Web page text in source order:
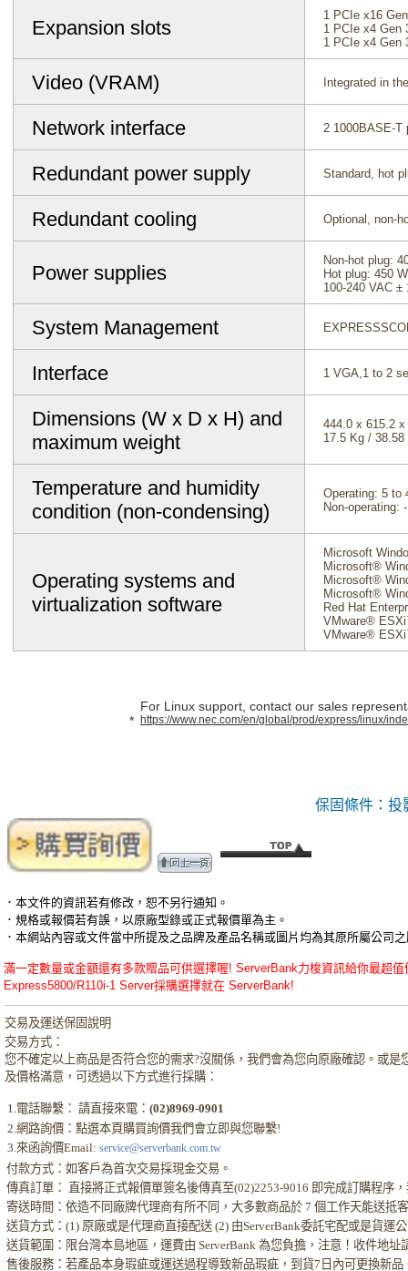
Expansion slots
1 PCIe x16
1 PCIe x4 Gen
1 PCIe x4 Gen
Video (VRAM) Integrated in
Network interface 2 1000BASE-T
Redundant power supply Standard, hot
Redundant cooling Optional, non-
Power supplies
Non-hot plug:
Hot plug: 450
100-240 VAC
System Management
Interface 1 VGA,1 to 2
Dimensions (W x D x H) and
maximum weight
444.0 x 615.2
17.5 Kg / 38.58
Temperature and humidity
condition (non-condensing)
Operating: 5 to
Non-operating:
Operating systems and
virtualization software
Microsoft
Microsoft®
Microsoft®
Microsoft®
Red Hat
VMware®
VMware®
				*
For Linux support, contact our sales
https://www.nec.com/en/global/prod/express/linux/
保固條件：投
．本文件的資訊若有修改，恕不另行通知。
．規格或報價若有誤，以原廠型錄或正式報價單為主。
．本網站內容或文件當中所提及之品牌及產品名稱或圖片均為其原所屬公司
滿一定數量或金額還有多款贈品可供選擇喔! ServerBank力梭資訊給你最超
Express5800/R110i-1 Server採購選擇就在 ServerBank!
交易及運送保固說明
交易方式：
您不確定以上商品是否符合您的需求?沒關係，我們會為您向原廠確認。或
及價格滿意，可透過以下方式進行採購：
1.電話聯繫： 請直接來電：(02)8969-0901
2.網路詢價：點選本頁購買詢價我們會立即與您聯繫!
3.來函詢價Email: service@serverbank.com.tw
付款方式：如客戶為首次交易採現金交易。
傳真訂單： 直接將正式報價單簽名後傳真至(02)2253-9016 即完成訂購程序
寄送時間：依造不同廠牌代理商有所不同，大多數商品於 7 個工作天能送抵
送貨方式：(1) 原廠或是代理商直接配送 (2) 由ServerBank委託宅配或是貨運
送貨範圍：限台灣本島地區，運費由 ServerBank 為您負擔，注意！收件地址
售後服務：若產品本身瑕疵或運送過程導致新品瑕疵，到貨7日內可更換新品